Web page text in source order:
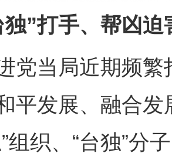
打手、帮凶迫
当局近期频繁
平发展、融合
组织、“台独”分